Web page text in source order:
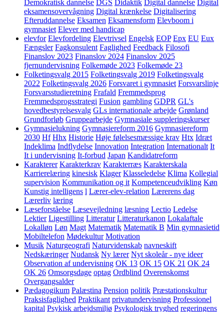
Demokratisk dannelse DGS Didaktik Digital dannelse Digital
eksamensovervågning Digital krænkelse Digitalisering
Efteruddannelse Eksamen Eksamensform Elevboom i
gymnasiet Elever med handicap
elevfor Elevfordeling Elevtrivsel Engelsk EOP Epx EU Eux
Fængsler Fagkonsulent Faglighed Feedback Filosofi
Finanslov 2023 Finanslov 2024 Finanslov 2025
fjernundervisning Folkemøde 2023 Folkemøde 23
Folketingsvalg 2015 Folketingsvalg 2019 Folketingsvalg
2022 Folketingsvalg 2026 Forsvaret i gymnasiet Forsvarslinje
Forsvarsstudieretning Frafald Fremmedsprog
Fremmedsprogsstrategi Fusion gambling GDPR GL's
hovedbestyrelsesvalg GLs internationale arbejde Grønland
Grundforløb Gruppearbejde Gymnasiale suppleringskurser
Gymnasielukning Gymnasiereform 2016 Gymnasiereform
2030 Hf Hhx Historie Høje følelsesmæssige krav Htx Idræt
Indeklima Indflydelse Innovation Integration Internationalt It
It i undervisning It-forbud Japan Kandidatreform
Karakterer Karakterkrav Karakterræs Karakterskala
Karrierelæring kinesisk Klager Klasseledelse Klima Kollegial
supervision Kommunikation og it Kompetenceudvikling Køn
Kunstig intelligens l Lærer-elev-relation Lærerens dag
Lærerliv læring
Læseforståelse Læsevejledning læsning Lectio Ledelse
Lektier Ligestilling Litteratur Litteraturkanon Lokalaftale
Lokalløn Løn Magt Matematik Matematik B Min gymnasietid
Mobiltelefon Mødekultur Motivation
Musik Naturgeografi Naturvidenskab navneskift
Nedskæringer Nudansk Ny lærer Nyt skoleår - nye ideer
Observation af undervisning OK 13 OK 15 OK 21 OK 24
OK 26 Omsorgsdage optag Ordblind Overenskomst
Overgangsalder
Pædagogikum Palæstina Pension politik Præstationskultur
Praksisfaglighed Praktikant privatundervisning Professionel
kapital Psykisk arbejdsmiljø Psykologisk tryghed regeringens